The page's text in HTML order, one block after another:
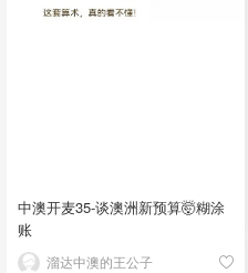
中澳开麦35-谈澳洲新预算🤯糊涂
账
溜达中澳的王公子